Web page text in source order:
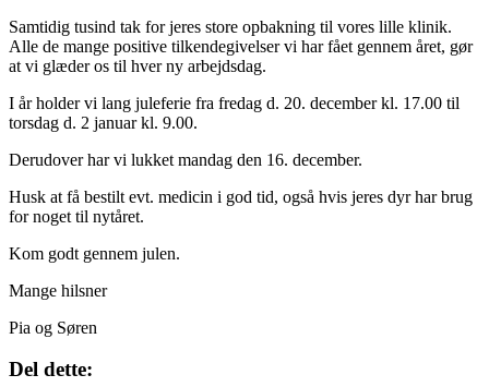
Samtidig tusind tak for jeres store opbakning til vores lille klinik.
Alle de mange positive tilkendegivelser vi har fået gennem året, gør
at vi glæder os til hver ny arbejdsdag.
I år holder vi lang juleferie fra fredag d. 20. december kl. 17.00 til
torsdag d. 2 januar kl. 9.00.
Derudover har vi lukket mandag den 16. december.
Husk at få bestilt evt. medicin i god tid, også hvis jeres dyr har brug
for noget til nytåret.
Kom godt gennem julen.
Mange hilsner
Pia og Søren
Del dette: